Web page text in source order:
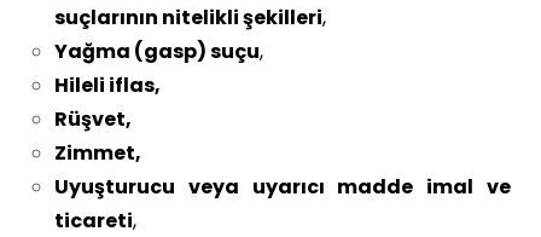
suçlarının nitelikli şekilleri,
Yağma (gasp) suçu,
Hileli iflas,
Rüşvet,
Zimmet,
Uyuşturucu veya uyarıcı madde imal ve
ticareti,